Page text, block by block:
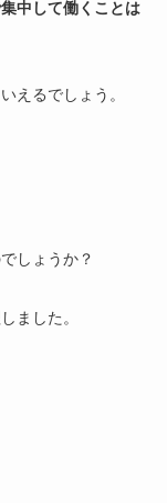
中して働くことは
えるでしょう。
しょうか？
ました。